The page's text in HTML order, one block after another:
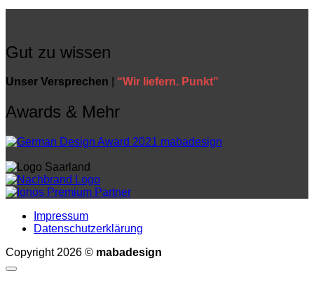
Gut zu wissen
Unser Versprechen “Wir liefern. Punkt”
Awards & Mehr
Impressum
Datenschutzerklärung
Copyright 2026 © mabadesign